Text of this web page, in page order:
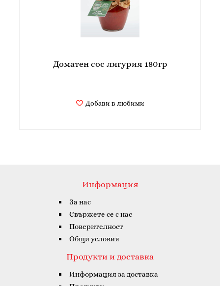
Доматен сос лигурия 180гр
Добави в любими
Информация
За нас
Свържете се с нас
Поверителност
Общи условия
Продукти и доставка
Информация за доставка